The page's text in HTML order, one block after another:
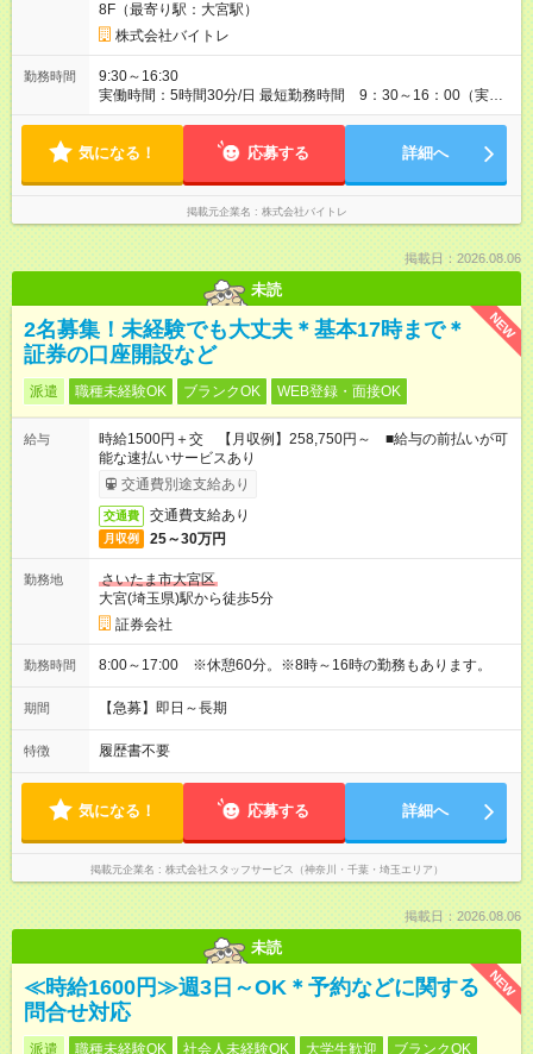
8F（最寄り駅：大宮駅）
株式会社バイトレ
勤務時間
9:30～16:30
実働時間：5時間30分/日 最短勤務時間 9：30～16：00（実働
5.5時間） 9：30～16：30（実働6時間）、9：30～17：00（実
気になる！ 応募する 詳細へ
掲載元企業名 株式会社バイトレ
掲載日：2026.08.06
未読
NEW
2名募集！未経験でも大丈夫＊基本17時まで＊
証券の口座開設など
派遣 職種未経験OK ブランクOK WEB登録・面接OK
給与
時給1500円＋交 【月収例】258,750円～ ■給与の前払いが可
能な速払いサービスあり
交通費別途支給あり
交通費 交通費支給あり
月収例 25～30万円
勤務地
さいたま市大宮区
大宮(埼玉県)駅から徒歩5分
証券会社
勤務時間 8:00～17:00 ※休憩60分。※8時～16時の勤務もあります。
期間 【急募】即日～長期
特徴 履歴書不要
気になる！ 応募する 詳細へ
掲載元企業名 株式会社スタッフサービス（神奈川・千葉・埼玉エリア）
掲載日：2026.08.06
未読
NEW
≪時給1600円≫週3日～OK＊予約などに関する
問合せ対応
派遣 職種未経験OK 社会人未経験OK 大学生歓迎 ブランクOK